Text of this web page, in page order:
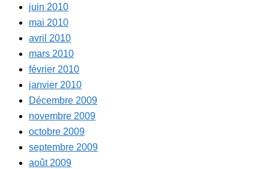
juin 2010
mai 2010
avril 2010
mars 2010
février 2010
janvier 2010
Décembre 2009
novembre 2009
octobre 2009
septembre 2009
août 2009